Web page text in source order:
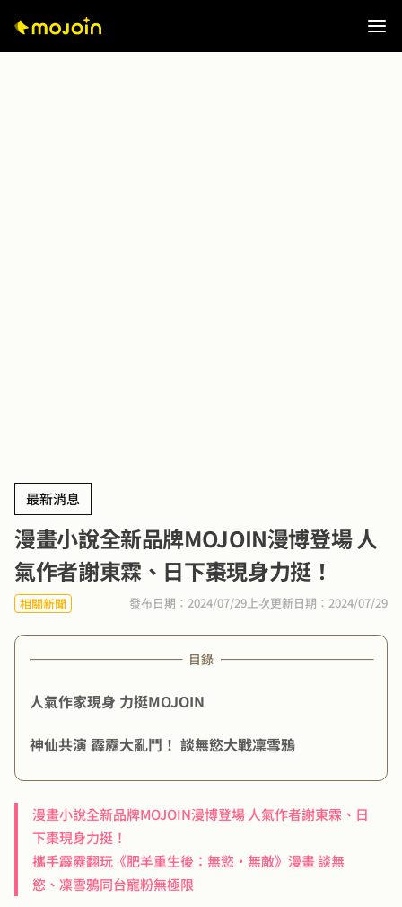
最新消息
漫畫小說全新品牌MOJOIN漫博登場 人
氣作者謝東霖、日下棗現身力挺！
相關新聞 發布日期：2024/07/29上次更新日期：2024/07/29
目錄
人氣作家現身 力挺MOJOIN
神仙共演 霹靂大亂鬥！ 談無慾大戰凜雪鴉
漫畫小說全新品牌MOJOIN漫博登場 人氣作者謝東霖、日
下棗現身力挺！
攜手霹靂翻玩《肥羊重生後：無慾·無敵》漫畫 談無
慾、凜雪鴉同台寵粉無極限